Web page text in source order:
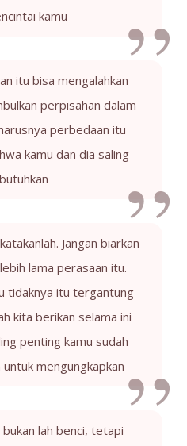
kamu
itu bisa mengalahkan
perpisahan dalam
perbedaan itu
kamu dan dia saling
Jangan biarkan
lama perasaan itu.
tidaknya itu tergantung
kita berikan selama ini
penting kamu sudah
mengungkapkan
lah benci, tetapi